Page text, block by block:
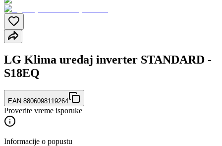
LG Klima uređaj inverter STANDARD -
S18EQ
EAN:8806098119264
Proverite vreme isporuke
Informacije o popustu